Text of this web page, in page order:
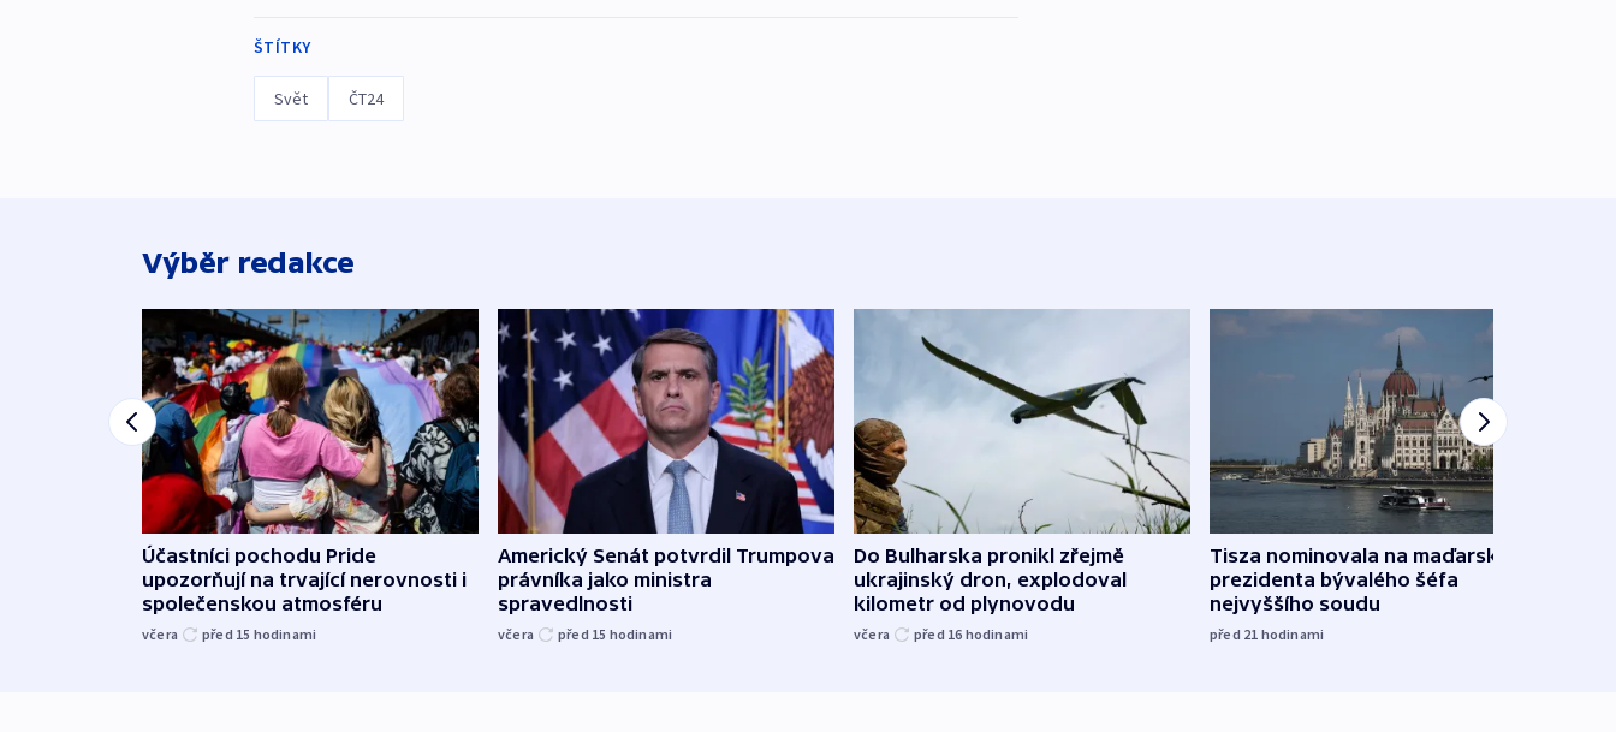
ŠTÍTKY
Svět ČT24
Výběr redakce
Účastníci pochodu Pride
upozorňují na trvající nerovnosti i
společenskou atmosféru
včera před 15 hodinami
Americký Senát potvrdil Trumpova
právníka jako ministra
spravedlnosti
včera před 15 hodinami
Do Bulharska pronikl zřejmě
ukrajinský dron, explodoval
kilometr od plynovodu
včera před 16 hodinami
Tisza nominovala na maďarského
prezidenta bývalého šéfa
nejvyššího soudu
před 21 hodinami